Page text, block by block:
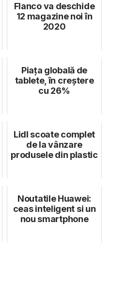
Flanco va deschide
12 magazine noi în
2020
Piața globală de
tablete, în creștere
cu 26%
Lidl scoate complet
de la vânzare
produsele din plastic
Noutatile Huawei:
ceas inteligent si un
nou smartphone